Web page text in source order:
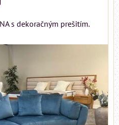
s dekoračným prešitím.